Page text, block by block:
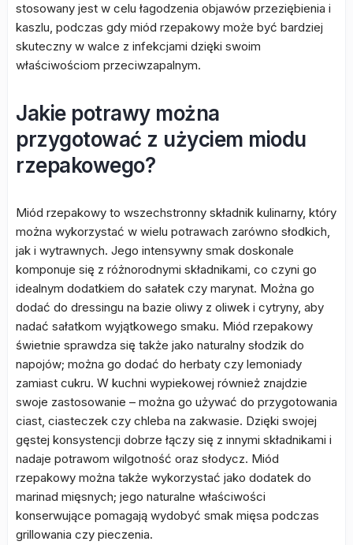
stosowany jest w celu łagodzenia objawów przeziębienia i
kaszlu, podczas gdy miód rzepakowy może być bardziej
skuteczny w walce z infekcjami dzięki swoim
właściwościom przeciwzapalnym.
Jakie potrawy można
przygotować z użyciem miodu
rzepakowego?
Miód rzepakowy to wszechstronny składnik kulinarny, który
można wykorzystać w wielu potrawach zarówno słodkich,
jak i wytrawnych. Jego intensywny smak doskonale
komponuje się z różnorodnymi składnikami, co czyni go
idealnym dodatkiem do sałatek czy marynat. Można go
dodać do dressingu na bazie oliwy z oliwek i cytryny, aby
nadać sałatkom wyjątkowego smaku. Miód rzepakowy
świetnie sprawdza się także jako naturalny słodzik do
napojów; można go dodać do herbaty czy lemoniady
zamiast cukru. W kuchni wypiekowej również znajdzie
swoje zastosowanie – można go używać do przygotowania
ciast, ciasteczek czy chleba na zakwasie. Dzięki swojej
gęstej konsystencji dobrze łączy się z innymi składnikami i
nadaje potrawom wilgotność oraz słodycz. Miód
rzepakowy można także wykorzystać jako dodatek do
marinad mięsnych; jego naturalne właściwości
konserwujące pomagają wydobyć smak mięsa podczas
grillowania czy pieczenia.